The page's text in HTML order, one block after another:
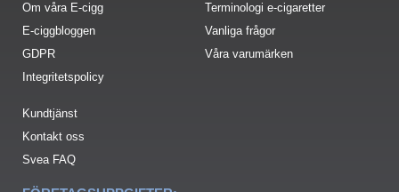
Om våra E-cigg
E-ciggbloggen
GDPR
Integritetspolicy
Kundtjänst
Kontakt oss
Svea FAQ
Terminologi e-cigaretter
Vanliga frågor
Våra varumärken